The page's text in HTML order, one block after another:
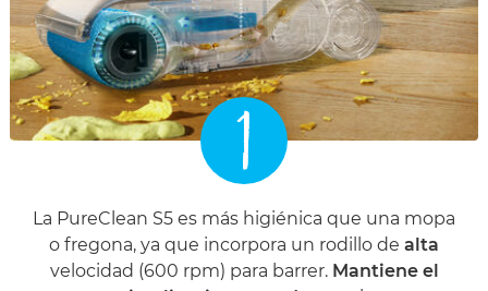
1
La PureClean S5 es más higiénica que una mopa
o fregona, ya que incorpora un rodillo de alta
velocidad (600 rpm) para barrer. Mantiene el